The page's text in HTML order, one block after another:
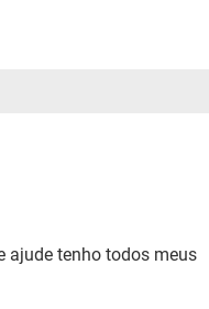
ajude tenho todos meus